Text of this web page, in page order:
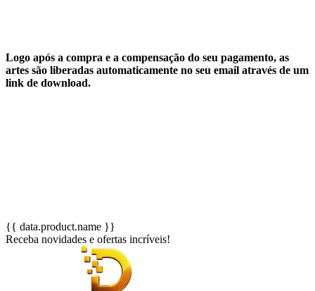
Logo após a compra e a compensação do seu pagamento, as
artes são liberadas automaticamente no seu email através de um
link de download.
{{ data.product.name }}
Receba novidades e ofertas incríveis!